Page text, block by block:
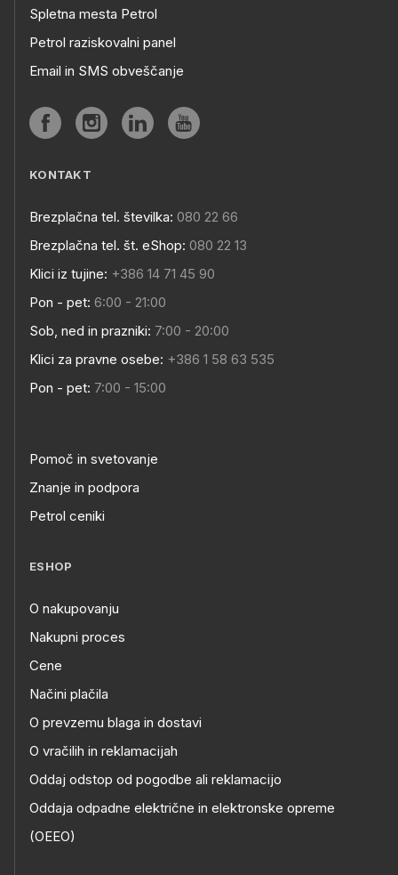
Spletna mesta Petrol
Petrol raziskovalni panel
Email in SMS obveščanje
KONTAKT
Brezplačna tel. številka: 080 22 66
Brezplačna tel. št. eShop: 080 22 13
Klici iz tujine: +386 14 71 45 90
Pon - pet: 6:00 - 21:00
Sob, ned in prazniki: 7:00 - 20:00
Klici za pravne osebe: +386 1 58 63 535
Pon - pet: 7:00 - 15:00
Pomoč in svetovanje
Znanje in podpora
Petrol ceniki
ESHOP
O nakupovanju
Nakupni proces
Cene
Načini plačila
O prevzemu blaga in dostavi
O vračilih in reklamacijah
Oddaj odstop od pogodbe ali reklamacijo
Oddaja odpadne električne in elektronske opreme
(OEEO)